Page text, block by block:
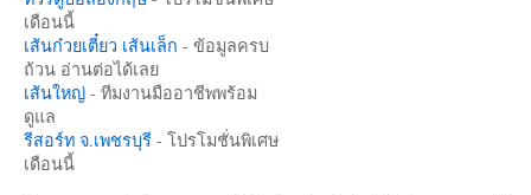
เดือนนี้
เส้นก๋วยเตี๋ยว เส้นเล็ก - ข้อมูลครบ
ถ้วน อ่านต่อได้เลย
เส้นใหญ่ - ทีมงานมืออาชีพพร้อม
ดูแล
รีสอร์ท จ.เพชรบุรี - โปรโมชั่นพิเศษ
เดือนนี้